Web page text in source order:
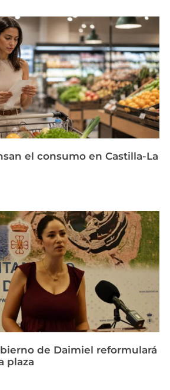
el consumo en Castilla-La
de Daimiel reformulará
plaza